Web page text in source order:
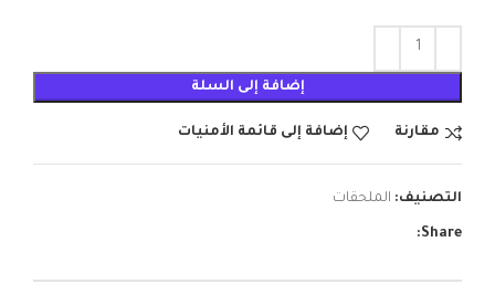
إضافة إلى السلة
مقارنة إضافة إلى قائمة الأمنيات
التصنيف: الملحقات
Share: